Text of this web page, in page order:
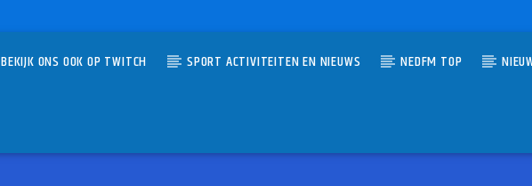
BEKIJK ONS OOK OP TWITCH SPORT ACTIVITEITEN EN NIEUWS NEDFM TOP